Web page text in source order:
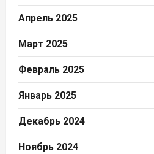
Апрель 2025
Март 2025
Февраль 2025
Январь 2025
Декабрь 2024
Ноябрь 2024